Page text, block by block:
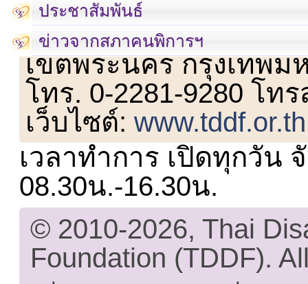
ประชาสัมพันธ์
ข่าวจากสภาคนพิการฯ
เลขที่ 23 ชั้น 2 ถนนวิ
เขตพระนคร กรุงเทพม
โทร. 0-2281-9280 โท
เว็บไซต์:www.tddf.or.th
เวลาทำการ เปิดทุกวัน
08.30น.-16.30น.
© 2010-2026, Thai
Foundation (TDDF).